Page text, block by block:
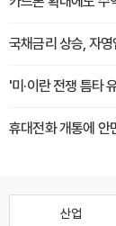
국채금리 상승, 자
'미·이란 전쟁 틈타
휴대전화 개통에 안
산업